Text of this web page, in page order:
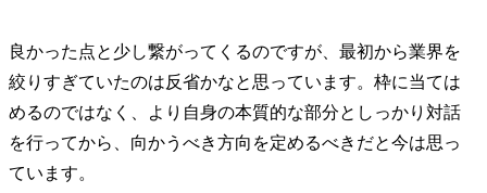
良かった点と少し繋がってくるのですが、最初から業界を
絞りすぎていたのは反省かなと思っています。枠に当ては
めるのではなく、より自身の本質的な部分としっかり対話
を行ってから、向かうべき方向を定めるべきだと今は思っ
ています。